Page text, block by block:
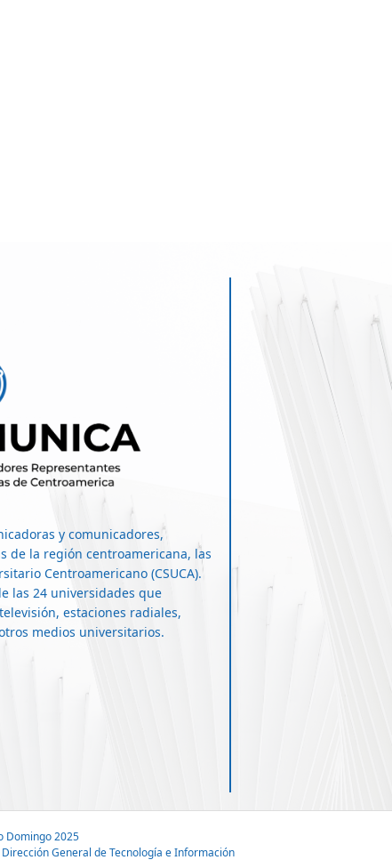
y comunicadores,
de la región centroamericana, las
Centroamericano (CSUCA).
las 24 universidades que
estaciones radiales,
medios universitarios.
Domingo 2025
General de Tecnología e Información